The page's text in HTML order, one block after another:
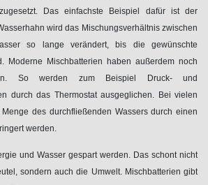
Das einfachste Beispiel dafür ist der
wird das Mischungsverhältnis zwischen
so lange verändert, bis die gewünschte
Moderne Mischbatterien haben außerdem noch
So werden zum Beispiel Druck- und
durch das Thermostat ausgeglichen. Bei vielen
des durchfließenden Wassers durch einen
werden.
und Wasser gespart werden. Das schont nicht
sondern auch die Umwelt. Mischbatterien gibt